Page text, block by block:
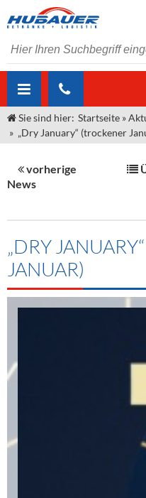
ÜBER UNS
Unser Liefergebiet
Kontakt
Angebote
Neuigkeiten
Termine
MARKEN &
Sirup
Spirituosen
Bier
Kommisionskauf &
Fremddienstleistungen
Sie sind hier: Startseite »
» „Dry January“ (trockener
vorherige
News
„DRY
JANUAR)